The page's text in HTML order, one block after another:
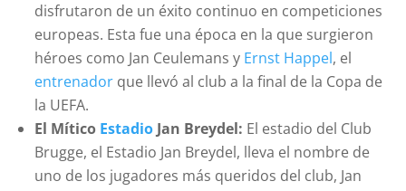
disfrutaron de un éxito continuo en competiciones
europeas. Esta fue una época en la que surgieron
héroes como Jan Ceulemans y Ernst Happel, el
entrenador que llevó al club a la final de la Copa de
la UEFA.
El Mítico EstadioJan Breydel: El estadio del Club
Brugge, el Estadio Jan Breydel, lleva el nombre de
uno de los jugadores más queridos del club, Jan